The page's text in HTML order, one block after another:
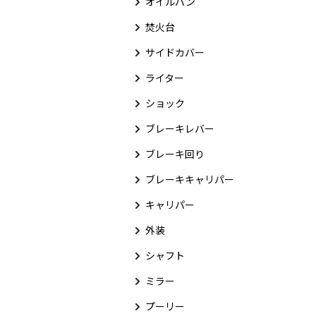
焚火台
サイドカバー
ライター
ショック
ブレーキレバー
ブレーキ回り
ブレーキキャリパー
キャリパー
外装
シャフト
ミラー
プーリー